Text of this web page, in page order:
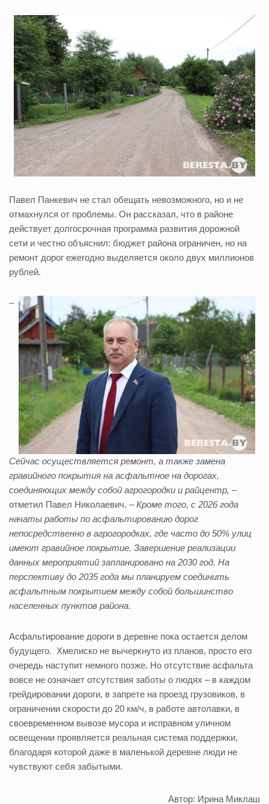
Павел Панкевич не стал обещать невозможного, но и не
отмахнулся от проблемы. Он рассказал, что в районе
действует долгосрочная программа развития дорожной
сети и честно объяснил: бюджет района ограничен, но на
ремонт дорог ежегодно выделяется около двух миллионов
рублей.
–
Сейчас осуществляется ремонт, а также замена
гравийного покрытия на асфальтное на дорогах,
соединяющих между собой агрогородки и райцентр, –
отметил Павел Николаевич. –Кроме того, с 2026 года
начаты работы по асфальтированию дорог
непосредственно в агрогородках, где часто до 50% улиц
имеют гравийное покрытие. Завершение реализации
данных мероприятий запланировано на 2030 год. На
перспективу до 2035 года мы планируем соединить
асфальтным покрытием между собой большинство
населенных пунктов района.
Асфальтирование дороги в деревне пока остается делом
будущего. Хмелиско не вычеркнуто из планов, просто его
очередь наступит немного позже. Но отсутствие асфальта
вовсе не означает отсутствия заботы о людях – в каждом
грейдировании дороги, в запрете на проезд грузовиков, в
ограничении скорости до 20 км/ч, в работе автолавки, в
своевременном вывозе мусора и исправном уличном
освещении проявляется реальная система поддержки,
благодаря которой даже в маленькой деревне люди не
чувствуют себя забытыми.
Автор: Ирина Миклаш